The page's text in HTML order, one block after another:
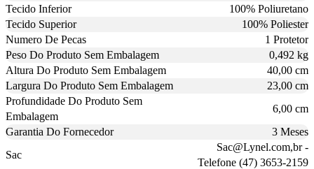
Tecido Inferior
100% Poliuretano
Tecido Superior
100% Poliester
Numero De Pecas
1 Protetor
Peso Do Produto Sem Embalagem
0,492 kg
Altura Do Produto Sem Embalagem
40,00 cm
Largura Do Produto Sem Embalagem
23,00 cm
Profundidade Do Produto Sem
Embalagem
6,00 cm
Garantia Do Fornecedor
3 Meses
Sac
Sac@Lynel.com,br -
Telefone (47) 3653-2159